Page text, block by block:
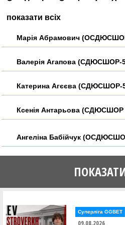
показати всіх
Марія Абрамович
Валерія Агапова (СДЮСШОР-5
Катерина Агєєва (СДЮСШОР-5
Ксенія Антарьова
Ангеліна Бабійчук
Поліна Білостоцька
Суперліга GGBET
09.08.2026